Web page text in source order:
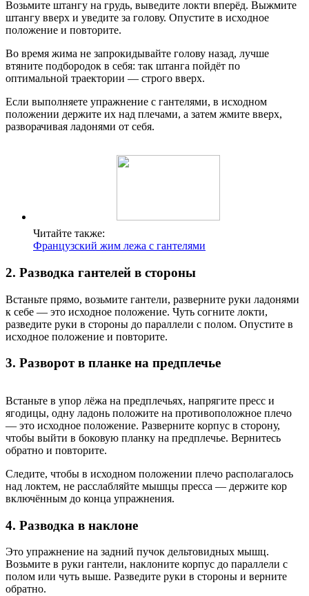
Возьмите штангу на грудь, выведите локти вперёд. Выжмите
штангу вверх и уведите за голову. Опустите в исходное
положение и повторите.
Во время жима не запрокидывайте голову назад, лучше
втяните подбородок в себя: так штанга пойдёт по
оптимальной траектории — строго вверх.
Если выполняете упражнение с гантелями, в исходном
положении держите их над плечами, а затем жмите вверх,
разворачивая ладонями от себя.
Читайте также:
Французский жим лежа с гантелями
2. Разводка гантелей в стороны
Встаньте прямо, возьмите гантели, разверните руки ладонями
к себе — это исходное положение. Чуть согните локти,
разведите руки в стороны до параллели с полом. Опустите в
исходное положение и повторите.
3. Разворот в планке на предплечье
Встаньте в упор лёжа на предплечьях, напрягите пресс и
ягодицы, одну ладонь положите на противоположное плечо
— это исходное положение. Разверните корпус в сторону,
чтобы выйти в боковую планку на предплечье. Вернитесь
обратно и повторите.
Следите, чтобы в исходном положении плечо располагалось
над локтем, не расслабляйте мышцы пресса — держите кор
включённым до конца упражнения.
4. Разводка в наклоне
Это упражнение на задний пучок дельтовидных мышц.
Возьмите в руки гантели, наклоните корпус до параллели с
полом или чуть выше. Разведите руки в стороны и верните
обратно.